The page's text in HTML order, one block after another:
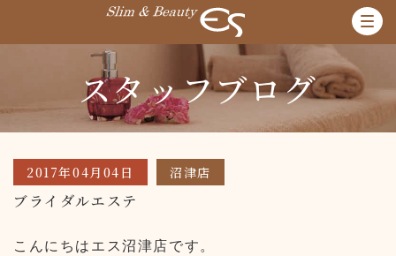
スタッフブログ
2017年04月04日 沼津店
ブライダルエステ
こんにちはエス沼津店です。